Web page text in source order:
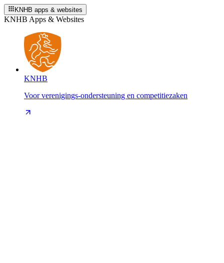
KNHB apps & websites
KNHB Apps & Websites
KNHB
Voor verenigings-ondersteuning en competitiezaken